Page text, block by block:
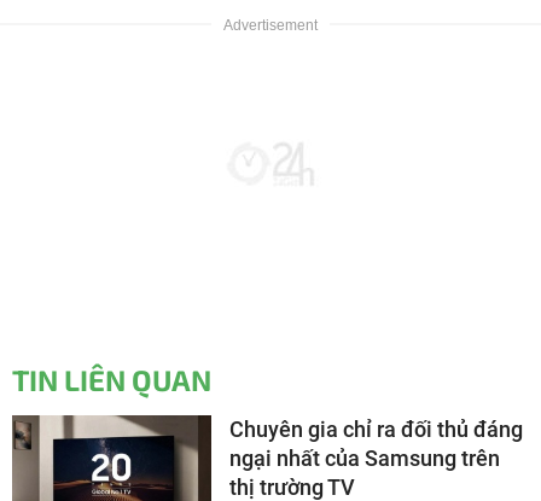
TIN LIÊN QUAN
Chuyên gia chỉ ra đối thủ đáng
ngại nhất của Samsung trên
thị trường TV